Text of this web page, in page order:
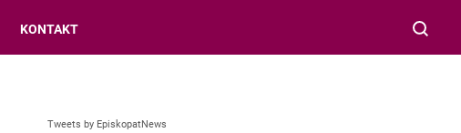
KONTAKT
Tweets by EpiskopatNews